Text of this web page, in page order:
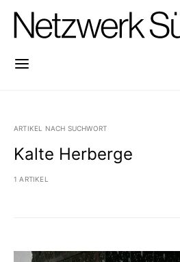
ARTIKEL NACH SUCHWORT
Kalte Herberge
1 ARTIKEL